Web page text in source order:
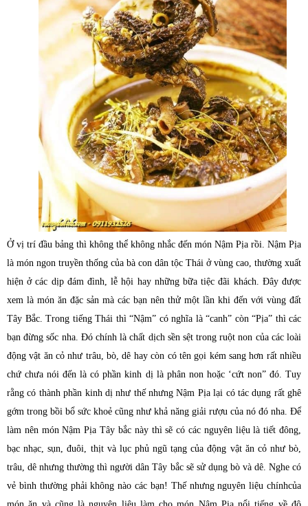
Ở vị trí đầu bảng thì không thể không nhắc đến món Nậm Pịa rồi. Nậm Pịa
là món ngon truyền thống của bà con dân tộc Thái ở vùng cao, thường xuất
hiện ở các dịp đám đình, lễ hội hay những bữa tiệc đãi khách. Đây được
xem là món ăn đặc sản mà các bạn nên thử một lần khi đến với vùng đất
Tây Bắc. Trong tiếng Thái thì “Nậm” có nghĩa là “canh” còn “Pịa” thì các
bạn đừng sốc nha. Đó chính là chất dịch sền sệt trong ruột non của các loài
động vật ăn cỏ như trâu, bò, dê hay còn có tên gọi kém sang hơn rất nhiều
chứ chưa nói đến là có phần kinh dị là phân non hoặc ‘cứt non” đó. Tuy
rằng có thành phần kinh dị như thế nhưng Nậm Pịa lại có tác dụng rất ghê
gớm trong bồi bổ sức khoẻ cũng như khả năng giải rượu của nó đó nha. Để
làm nên món Nậm Pịa Tây bắc này thì sẽ có các nguyên liệu là tiết đông,
bạc nhạc, sụn, đuôi, thịt và lục phủ ngũ tạng của động vật ăn cỏ như bò,
trâu, dê nhưng thường thì người dân Tây bắc sẽ sử dụng bò và dê. Nghe có
vẻ bình thường phải không nào các bạn! Thế nhưng nguyên liệu chínhcủa